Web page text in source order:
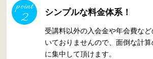
point
2 シンプルな料金体系！
受講料以外の入会金や年会費な
いておりませんので、面倒な計
に集中して頂けます。